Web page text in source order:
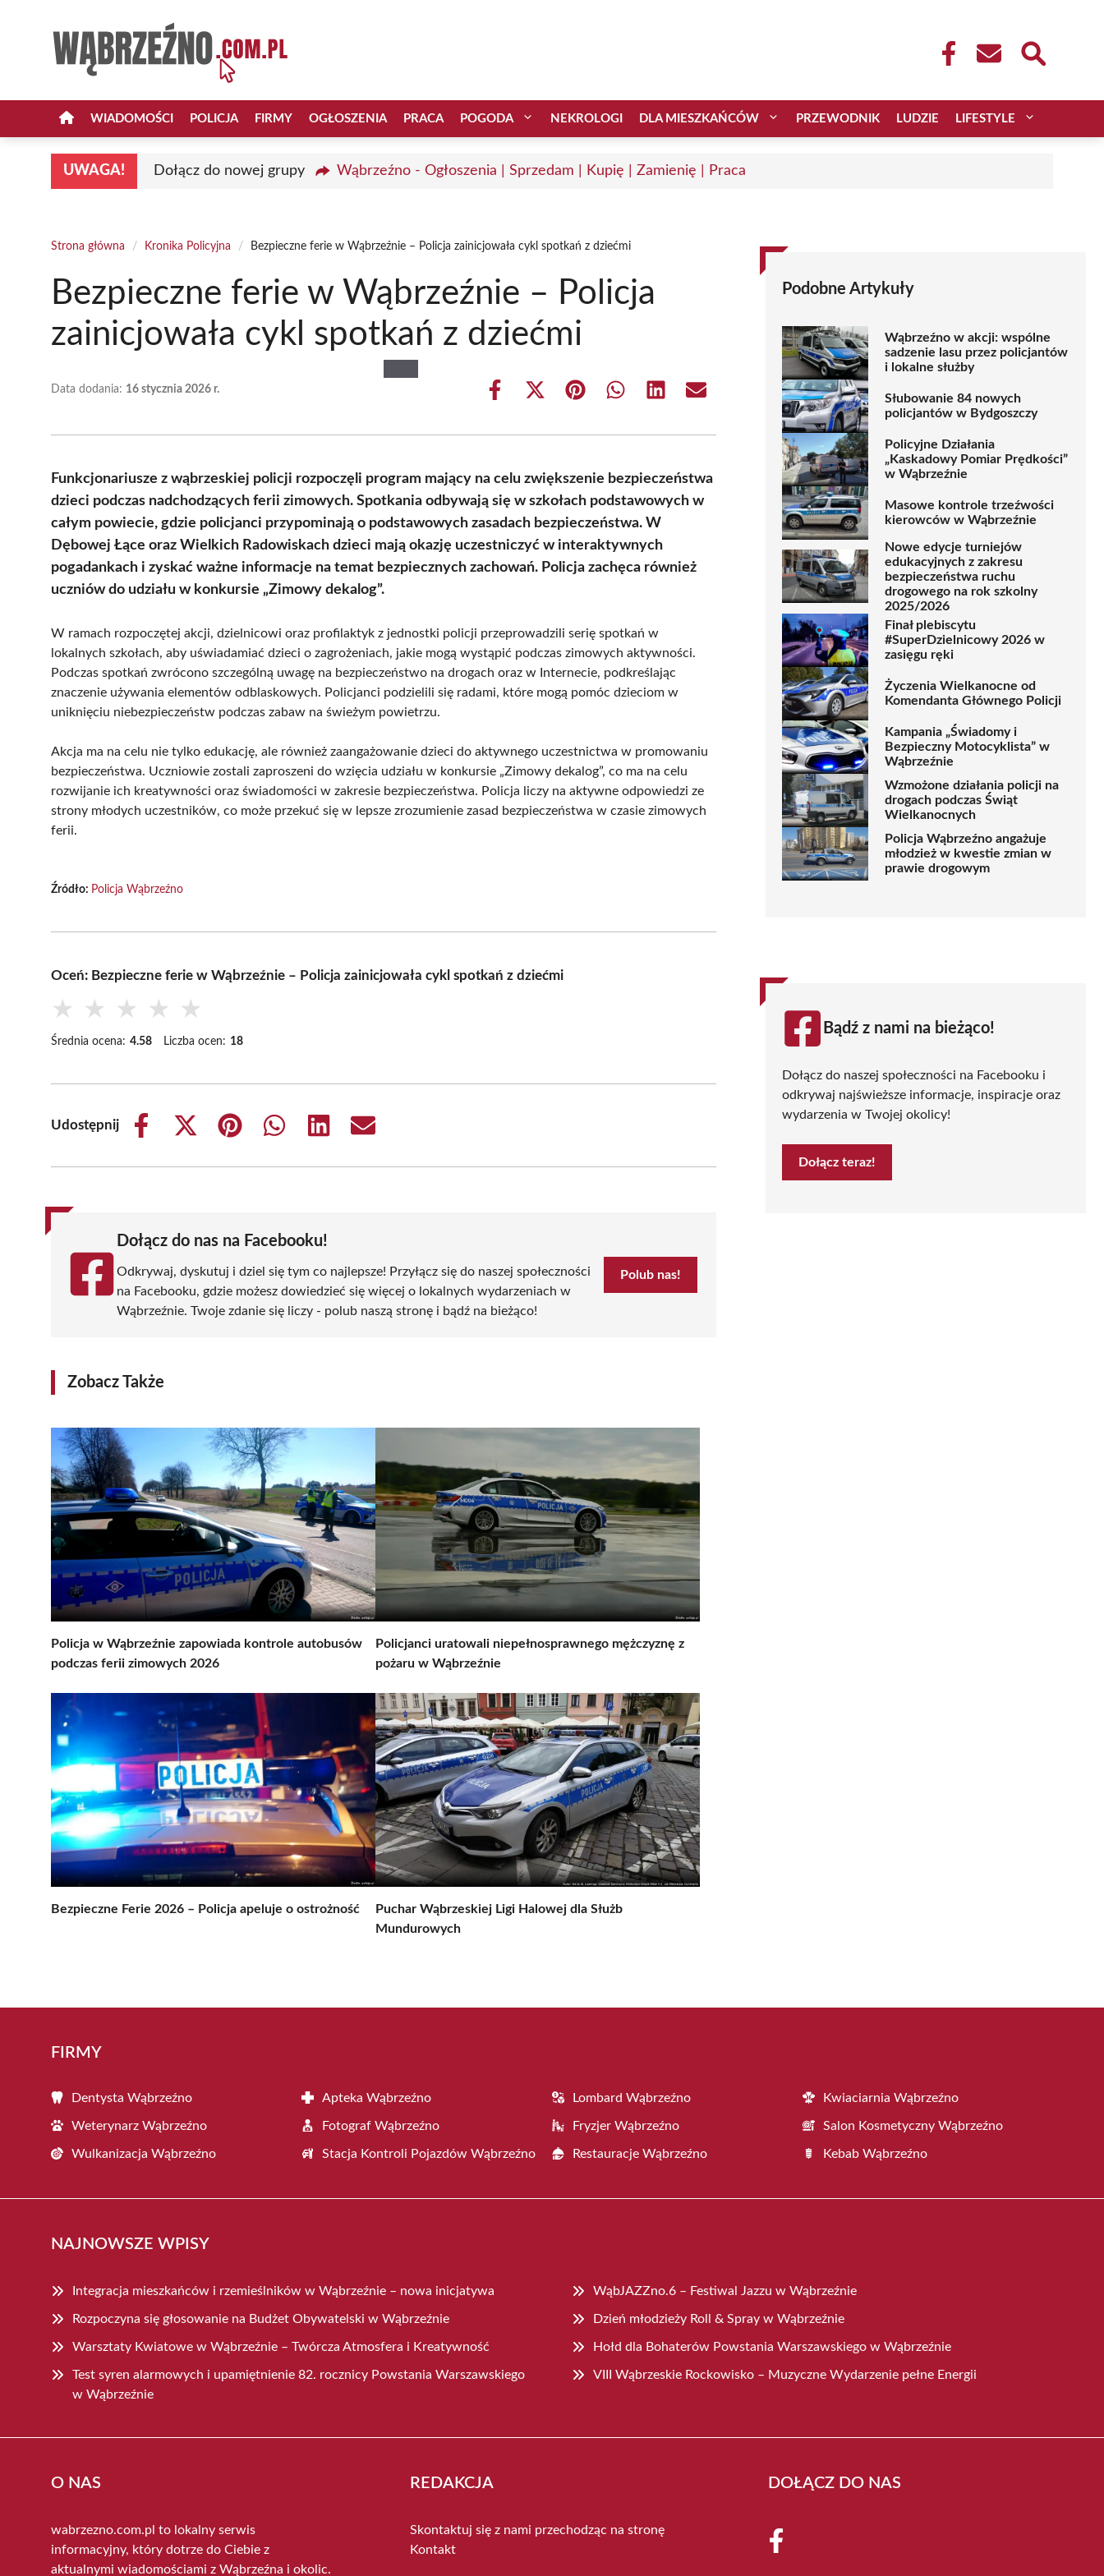
WIADOMOŚCI POLICJA FIRMY OGŁOSZENIA PRACA POGODA NEKROLOGI DLA MIESZKAŃCÓW PRZEWODNIK LUDZIE LIFESTYLE
UWAGA! Dołącz do nowej grupy Wąbrzeźno - Ogłoszenia | Sprzedam | Kupię | Zamienię | Praca
Strona główna / Kronika Policyjna / Bezpieczne ferie w Wąbrzeźnie – Policja zainicjowała cykl spotkań z dziećmi
Bezpieczne ferie w Wąbrzeźnie – Policja
zainicjowała cykl spotkań z dziećmi
Data dodania: 16 stycznia 2026 r.
Share
Share
(Twitter)
Share Share Share Share
Funkcjonariusze z wąbrzeskiej policji rozpoczęli program mający na celu zwiększenie bezpieczeństwa
dzieci podczas nadchodzących ferii zimowych. Spotkania odbywają się w szkołach podstawowych w
całym powiecie, gdzie policjanci przypominają o podstawowych zasadach bezpieczeństwa. W
Dębowej Łące oraz Wielkich Radowiskach dzieci mają okazję uczestniczyć w interaktywnych
pogadankach i zyskać ważne informacje na temat bezpiecznych zachowań. Policja zachęca również
uczniów do udziału w konkursie „Zimowy dekalog”.
W ramach rozpoczętej akcji, dzielnicowi oraz profilaktyk z jednostki policji przeprowadzili serię spotkań w
lokalnych szkołach, aby uświadamiać dzieci o zagrożeniach, jakie mogą wystąpić podczas zimowych aktywności.
Podczas spotkań zwrócono szczególną uwagę na bezpieczeństwo na drogach oraz w Internecie, podkreślając
znaczenie używania elementów odblaskowych. Policjanci podzielili się radami, które mogą pomóc dzieciom w
uniknięciu niebezpieczeństw podczas zabaw na świeżym powietrzu.
Akcja ma na celu nie tylko edukację, ale również zaangażowanie dzieci do aktywnego uczestnictwa w promowaniu
bezpieczeństwa. Uczniowie zostali zaproszeni do wzięcia udziału w konkursie „Zimowy dekalog”, co ma na celu
rozwijanie ich kreatywności oraz świadomości w zakresie bezpieczeństwa. Policja liczy na aktywne odpowiedzi ze
strony młodych uczestników, co może przekuć się w lepsze zrozumienie zasad bezpieczeństwa w czasie zimowych
ferii.
Źródło: Policja Wąbrzeźno
Oceń: Bezpieczne ferie w Wąbrzeźnie – Policja zainicjowała cykl spotkań z dziećmi
★ ★ ★ ★ ★
Średnia ocena: 4.58 Liczba ocen: 18
Udostępnij
Share
Share
(Twitter)
Share
Share
Share
Share
Dołącz do nas na Facebooku!
Odkrywaj, dyskutuj i dziel się tym co najlepsze! Przyłącz się do naszej społeczności
na Facebooku, gdzie możesz dowiedzieć się więcej o lokalnych wydarzeniach w
Wąbrzeźnie. Twoje zdanie się liczy - polub naszą stronę i bądź na bieżąco!
Polub nas!
Zobacz Także
Policja w Wąbrzeźnie zapowiada kontrole autobusów
podczas ferii zimowych 2026
Policjanci uratowali niepełnosprawnego mężczyznę z
pożaru w Wąbrzeźnie
Bezpieczne Ferie 2026 – Policja apeluje o ostrożność
Puchar Wąbrzeskiej Ligi Halowej dla Służb
Mundurowych
Podobne Artykuły
Wąbrzeźno w akcji: wspólne
sadzenie lasu przez policjantów
i lokalne służby
Słubowanie 84 nowych
policjantów w Bydgoszczy
Policyjne Działania
„Kaskadowy Pomiar Prędkości”
w Wąbrzeźnie
Masowe kontrole trzeźwości
kierowców w Wąbrzeźnie
Nowe edycje turniejów
edukacyjnych z zakresu
bezpieczeństwa ruchu
drogowego na rok szkolny
2025/2026
Finał plebiscytu
#SuperDzielnicowy 2026 w
zasięgu ręki
Życzenia Wielkanocne od
Komendanta Głównego Policji
Kampania „Świadomy i
Bezpieczny Motocyklista” w
Wąbrzeźnie
Wzmożone działania policji na
drogach podczas Świąt
Wielkanocnych
Policja Wąbrzeźno angażuje
młodzież w kwestie zmian w
prawie drogowym
Bądź z nami na bieżąco!
Dołącz do naszej społeczności na Facebooku i
odkrywaj najświeższe informacje, inspiracje oraz
wydarzenia w Twojej okolicy!
Dołącz teraz!
FIRMY
Dentysta Wąbrzeźno Apteka Wąbrzeźno Lombard Wąbrzeźno Kwiaciarnia Wąbrzeźno
Weterynarz Wąbrzeźno Fotograf Wąbrzeźno Fryzjer Wąbrzeźno Salon Kosmetyczny Wąbrzeźno
Wulkanizacja Wąbrzeźno Stacja Kontroli Pojazdów Wąbrzeźno Restauracje Wąbrzeźno Kebab Wąbrzeźno
NAJNOWSZE WPISY
Integracja mieszkańców i rzemieślników w Wąbrzeźnie – nowa inicjatywa WąbJAZZno.6 – Festiwal Jazzu w Wąbrzeźnie
Rozpoczyna się głosowanie na Budżet Obywatelski w Wąbrzeźnie Dzień młodzieży Roll & Spray w Wąbrzeźnie
Warsztaty Kwiatowe w Wąbrzeźnie – Twórcza Atmosfera i Kreatywność Hołd dla Bohaterów Powstania Warszawskiego w Wąbrzeźnie
Test syren alarmowych i upamiętnienie 82. rocznicy Powstania Warszawskiego
w Wąbrzeźnie
VIII Wąbrzeskie Rockowisko – Muzyczne Wydarzenie pełne Energii
O NAS
wabrzezno.com.pl to lokalny serwis
informacyjny, który dotrze do Ciebie z
aktualnymi wiadomościami z Wąbrzeźna i okolic.
REDAKCJA
Skontaktuj się z nami przechodząc na stronę
Kontakt
DOŁĄCZ DO NAS